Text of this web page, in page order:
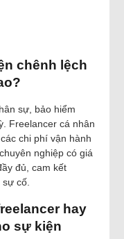
chênh lệch
sự, bảo hiểm
Freelancer cá nhân
chi phí vận hành
nghiệp có giá
đủ, cam kết
cố.
hay
sự kiện